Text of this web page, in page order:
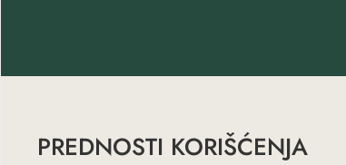
PREDNOSTI KORIŠĆENJA